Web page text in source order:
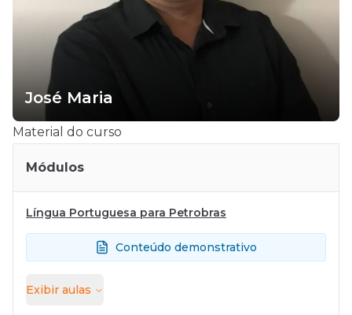
José Maria
Material do curso
Módulos
Língua Portuguesa para Petrobras
Conteúdo demonstrativo
Exibir aulas